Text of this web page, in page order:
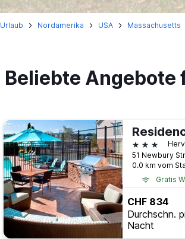
Urlaub Nordamerika USA Massachusetts
Beliebte Angebote
3 Sterne
51 Newbury
0.0 km vom
Gratis
CHF 834
Durchschn.
Nacht